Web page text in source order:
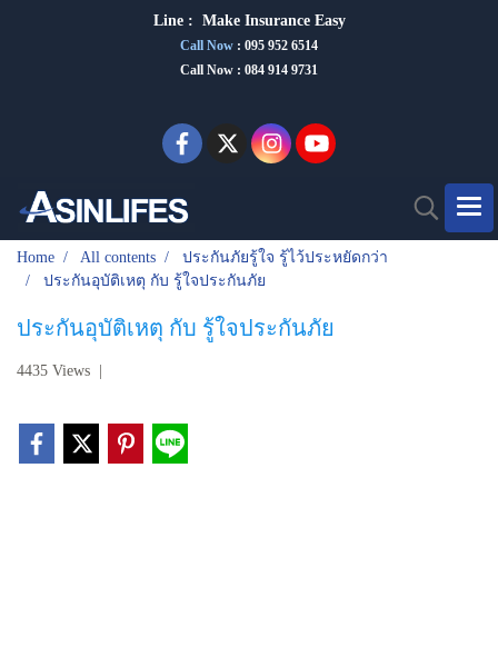
Line : Make Insurance Easy
Call Now : 095 952 6514
Call Now : 084 914 9731
Home All contents
ประกันภัยรู้ใจ รู้ไว้ประหยัดกว่า
ประกันอุบัติเหตุ กับ รู้ใจประกันภัย
ประกันอุบัติเหตุ กับ รู้ใจประกันภัย
4435 Views